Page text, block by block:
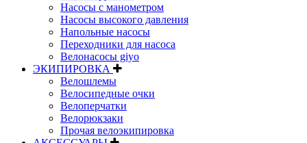
Насосы с манометром
Насосы высокого давления
Напольные насосы
Переходники для насоса
Велонасосы giyo
ЭКИПИРОВКА
Велошлемы
Велосипедные очки
Велоперчатки
Велорюкзаки
Прочая велоэкипировка